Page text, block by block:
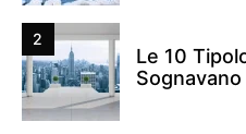
2
Le 10